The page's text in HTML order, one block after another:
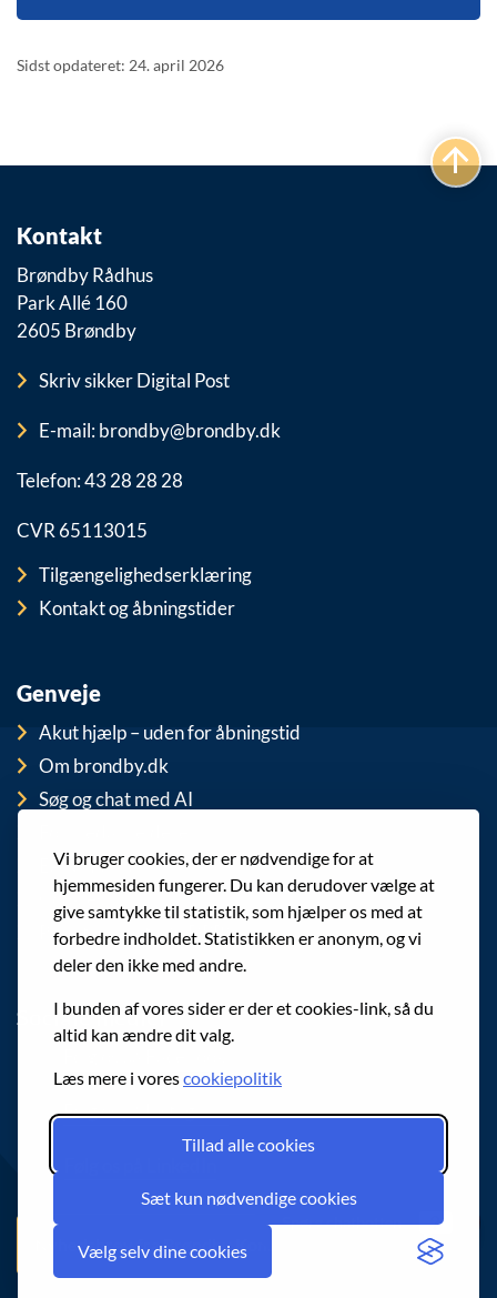
Vi bruger cookies, der er nødvendige for at
hjemmesiden fungerer. Du kan derudover vælge at
give samtykke til statistik, som hjælper os med at
forbedre indholdet. Statistikken er anonym, og vi
deler den ikke med andre.
I bunden af vores sider er der et cookies-link, så du
altid kan ændre dit valg.
Læs mere i vorescookiepolitik
Tillad alle cookies
Sæt kun nødvendige cookies
Vælg selv dine cookies
Sidst opdateret: 24. april 2026
Kontakt
Brøndby Rådhus
Park Allé 160
2605 Brøndby
Skriv sikker Digital Post
E-mail: brondby@brondby.dk
Telefon: 43 28 28 28
CVR 65113015
Tilgængelighedserklæring
Kontakt og åbningstider
Genveje
Akut hjælp – uden for åbningstid
Om brondby.dk
Søg og chat med AI
EAN-numre
Cookies
Privatlivspolitik (GDPR)
Sociale medier
Følg os på Instagram
Nyhedsbrev fra Brøndby Kommune
Spørg chatbotten